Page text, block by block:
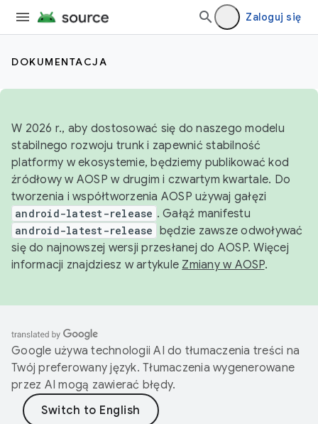
Zaloguj się
DOKUMENTACJA
W 2026 r., aby dostosować się do naszego modelu
stabilnego rozwoju trunk i zapewnić stabilność
platformy w ekosystemie, będziemy publikować kod
źródłowy w AOSP w drugim i czwartym kwartale. Do
tworzenia i współtworzenia AOSP używaj gałęzi
android-latest-release . Gałąź manifestu
android-latest-release będzie zawsze odwoływać
się do najnowszej wersji przesłanej do AOSP. Więcej
informacji znajdziesz w artykule Zmiany w AOSP.
Google używa technologii AI do tłumaczenia treści na
Twój preferowany język. Tłumaczenia wygenerowane
przez AI mogą zawierać błędy.